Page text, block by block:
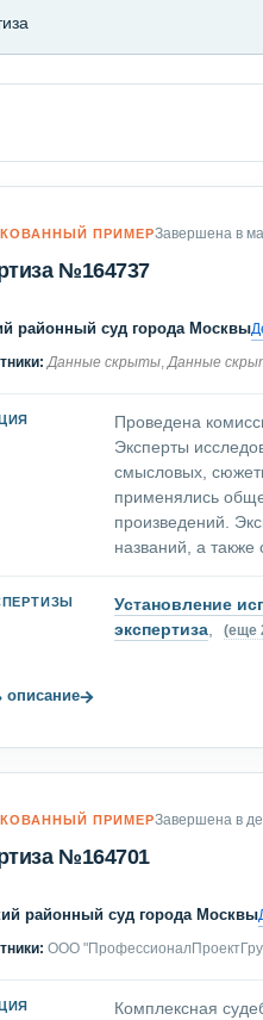
ПРИМЕРЗавершена в
№164737
районный суд города Москвы
Данные скрыты Данные
Проведена
Эксперты
смысловых,
применялись
произведений.
названий, а
Установление
экспертиза, (еще
описание→
ПРИМЕРЗавершена в
№164701
районный суд города Москвы
ООО
Комплексная